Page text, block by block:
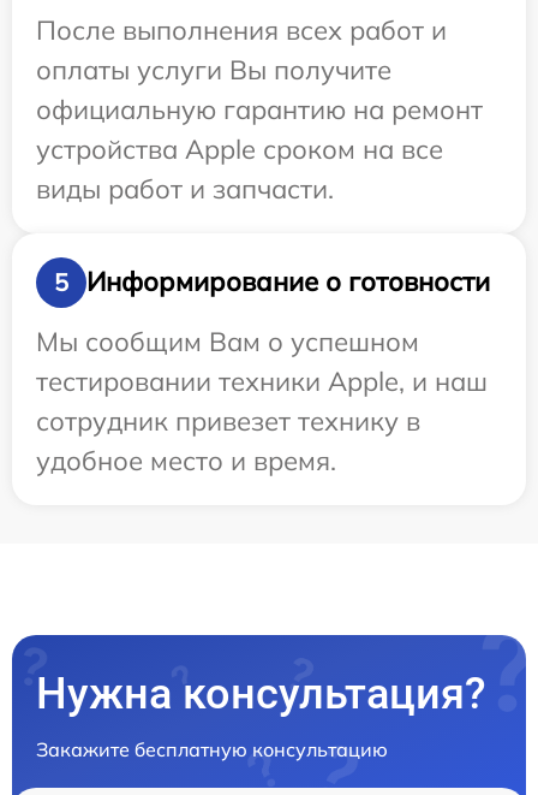
После выполнения всех работ и
оплаты услуги Вы получите
официальную гарантию на ремонт
устройства Apple сроком на все
виды работ и запчасти.
5
Информирование о готовности
Мы сообщим Вам о успешном
тестировании техники Apple, и наш
сотрудник привезет технику в
удобное место и время.
Нужна консультация?
Закажите бесплатную консультацию